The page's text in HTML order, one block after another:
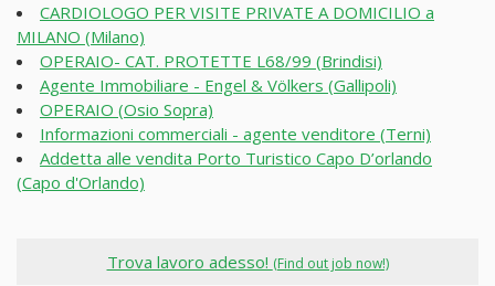
CARDIOLOGO PER VISITE PRIVATE A DOMICILIO a
MILANO (Milano)
OPERAIO- CAT. PROTETTE L68/99 (Brindisi)
Agente Immobiliare - Engel & Völkers (Gallipoli)
OPERAIO (Osio Sopra)
Informazioni commerciali - agente venditore (Terni)
Addetta alle vendita Porto Turistico Capo D’orlando
(Capo d'Orlando)
Trova lavoro adesso! (Find out job now!)